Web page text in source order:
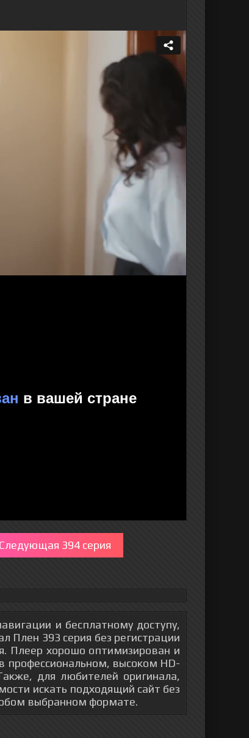
Следующая 394 серия
и бесплатному доступу,
Плен 393 серия без регистрации
Плеер хорошо оптимизирован и
профессиональном, высоком HD-
для любителей оригинала,
искать подходящий сайт без
выбранном формате.